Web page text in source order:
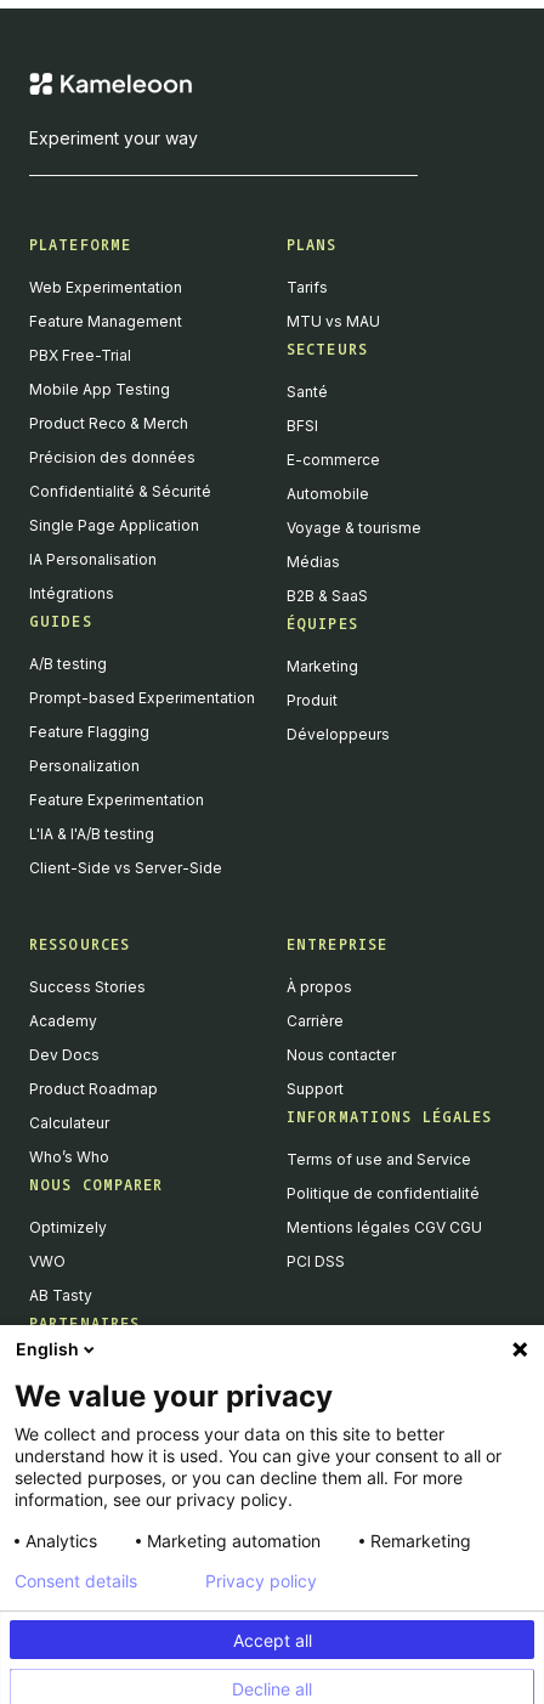
Experiment your way
PLATEFORME
Web Experimentation
Feature Management
PBX Free-Trial
Mobile App Testing
Product Reco & Merch
Précision des données
Confidentialité & Sécurité
Single Page Application
IA Personalisation
Intégrations
GUIDES
A/B testing
Prompt-based Experimentation
Feature Flagging
Personalization
Feature Experimentation
L'IA & l'A/B testing
Client-Side vs Server-Side
PLANS
Tarifs
MTU vs MAU
SECTEURS
Santé
BFSI
E-commerce
Automobile
Voyage & tourisme
Médias
B2B & SaaS
ÉQUIPES
Marketing
Produit
Développeurs
RESSOURCES
Success Stories
Academy
Dev Docs
Product Roadmap
Calculateur
Who’s Who
NOUS COMPARER
Optimizely
VWO
AB Tasty
PARTENAIRES
Devenir partenaires
Liste de nos intégrations
Agences Partenaires
ENTREPRISE
À propos
Carrière
Nous contacter
Support
INFORMATIONS LÉGALES
Terms of use and Service
Politique de confidentialité
Mentions légales CGV CGU
PCI DSS
© Kameleoon — 2026 All rights Reserved
Privacy policy
English
We value your privacy
We collect and process your data on this site to better
understand how it is used. You can give your consent to all or
selected purposes, or you can decline them all. For more
information, see our privacy policy.
Analytics
Marketing automation Remarketing
Accept all
Decline all
Consent details Privacy policy